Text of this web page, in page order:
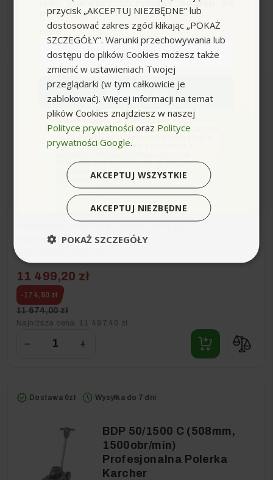
+
Pakiet
Dostawa 0zł Wysyłka do 24h
BD 43/25 C Bp (430mm,
1720m2/h) profesjonalna
szorowarka Karcher + 2x
Prostownik
Moc urządzenia [W]: 1100.00
Napięcie [V]: 24
Szerokość [mm]:
11 499,20 zł
-174,80 zł
11 674,00 zł
Najniższa cena: 11 497,40 zł
− +
Dostawa 0zł Wysyłka do 7 dni
BDP 50/1500 C (508mm,
1500obr/min)
Profesjonalna Polerka
Karcher
przycisk „AKCEPTUJ NIEZBĘDNE” lub
dostosować zakres zgód klikając „POKAŻ
SZCZEGÓŁY”. Warunki przechowywania lub
dostępu do plików Cookies możesz także
zmienić w ustawieniach Twojej
przeglądarki (w tym całkowicie je
zablokować). Więcej informacji na temat
plików Cookies znajdziesz w naszej
Polityce prywatności oraz Polityce
prywatności Google.
AKCEPTUJ WSZYSTKIE
AKCEPTUJ NIEZBĘDNE
POKAŻ SZCZEGÓŁY
jako pierwszy otrzymasz dostęp do
promocyjnych ofert i rabatów.
Zapisuję się
zgodaWyrażam zgodę na przetwarzanie moich
danych osobowych w postaci adresu e-mail oraz
na przesyłanie na podany przeze mnie adres e-
mail informacji handlowej o produktach i
Newsletter przez ocean.com sp. z o.o. sp. k.
Zapoznałem/łam się i akceptuję politykę
prywatności. *(wymagane)